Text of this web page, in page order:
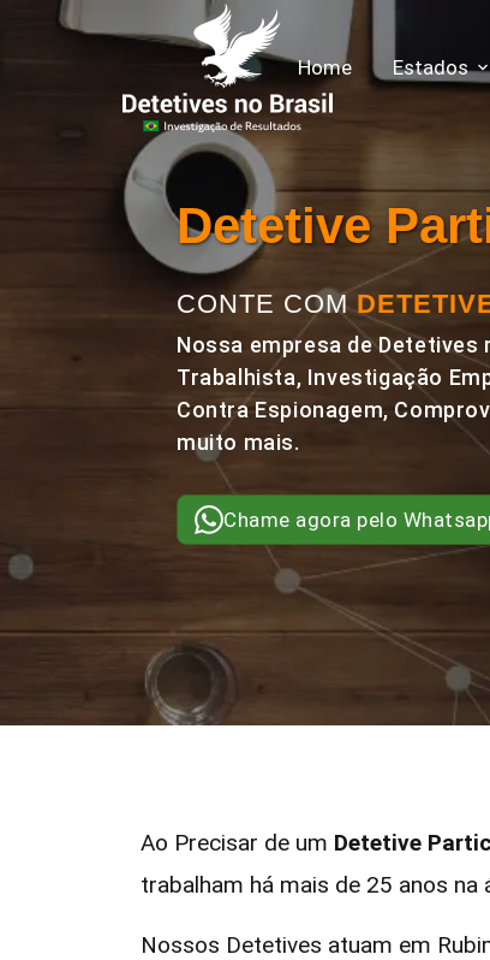
Home Estados
Detetive
CONTE COM
Nossa empresa de
Trabalhista, Investigação
Contra Espionagem,
muito mais.
Chame agora pelo
Ao Precisar de um Detetive
trabalham há mais de 25 anos na
Nossos Detetives atuam em